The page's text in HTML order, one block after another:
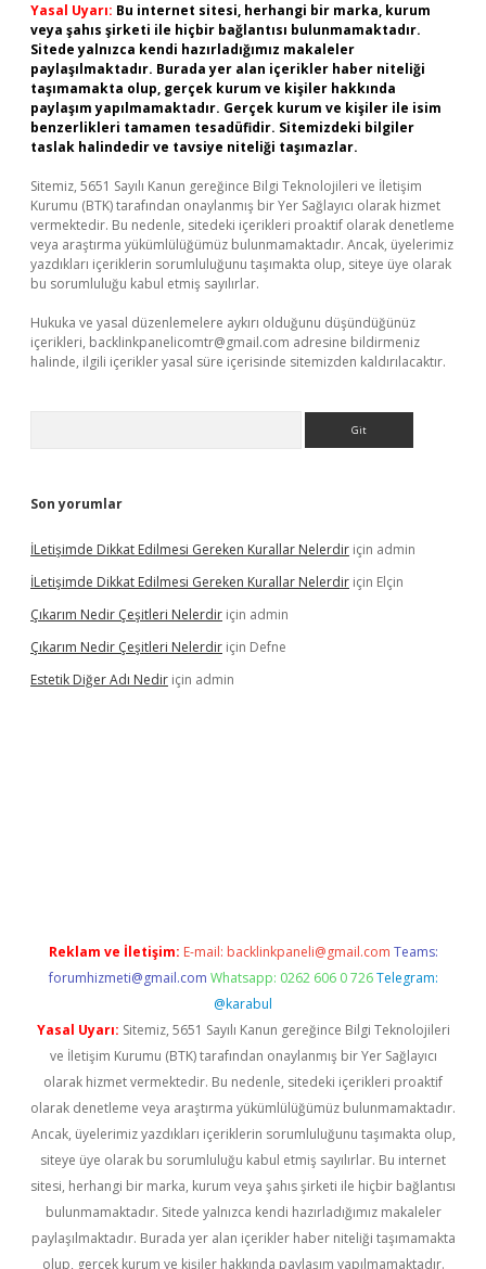
Yasal Uyarı: Bu internet sitesi, herhangi bir marka, kurum
veya şahıs şirketi ile hiçbir bağlantısı bulunmamaktadır.
Sitede yalnızca kendi hazırladığımız makaleler
paylaşılmaktadır. Burada yer alan içerikler haber niteliği
taşımamakta olup, gerçek kurum ve kişiler hakkında
paylaşım yapılmamaktadır. Gerçek kurum ve kişiler ile isim
benzerlikleri tamamen tesadüfidir. Sitemizdeki bilgiler
taslak halindedir ve tavsiye niteliği taşımazlar.
Sitemiz, 5651 Sayılı Kanun gereğince Bilgi Teknolojileri ve İletişim
Kurumu (BTK) tarafından onaylanmış bir Yer Sağlayıcı olarak hizmet
vermektedir. Bu nedenle, sitedeki içerikleri proaktif olarak denetleme
veya araştırma yükümlülüğümüz bulunmamaktadır. Ancak, üyelerimiz
yazdıkları içeriklerin sorumluluğunu taşımakta olup, siteye üye olarak
bu sorumluluğu kabul etmiş sayılırlar.
Hukuka ve yasal düzenlemelere aykırı olduğunu düşündüğünüz
içerikleri, backlinkpanelicomtr@gmail.com adresine bildirmeniz
halinde, ilgili içerikler yasal süre içerisinde sitemizden kaldırılacaktır.
Son yorumlar
İLetişimde Dikkat Edilmesi Gereken Kurallar Nelerdir için admin
İLetişimde Dikkat Edilmesi Gereken Kurallar Nelerdir için Elçin
Çıkarım Nedir Çeşitleri Nelerdir için admin
Çıkarım Nedir Çeşitleri Nelerdir için Defne
Estetik Diğer Adı Nedir için admin
Reklam ve İletişim: E-mail: backlinkpaneli@gmail.com Teams:
forumhizmeti@gmail.com Whatsapp: 0262 606 0 726 Telegram:
@karabul
Yasal Uyarı: Sitemiz, 5651 Sayılı Kanun gereğince Bilgi Teknolojileri
ve İletişim Kurumu (BTK) tarafından onaylanmış bir Yer Sağlayıcı
olarak hizmet vermektedir. Bu nedenle, sitedeki içerikleri proaktif
olarak denetleme veya araştırma yükümlülüğümüz bulunmamaktadır.
Ancak, üyelerimiz yazdıkları içeriklerin sorumluluğunu taşımakta olup,
siteye üye olarak bu sorumluluğu kabul etmiş sayılırlar. Bu internet
sitesi, herhangi bir marka, kurum veya şahıs şirketi ile hiçbir bağlantısı
bulunmamaktadır. Sitede yalnızca kendi hazırladığımız makaleler
paylaşılmaktadır. Burada yer alan içerikler haber niteliği taşımamakta
olup, gerçek kurum ve kişiler hakkında paylaşım yapılmamaktadır.